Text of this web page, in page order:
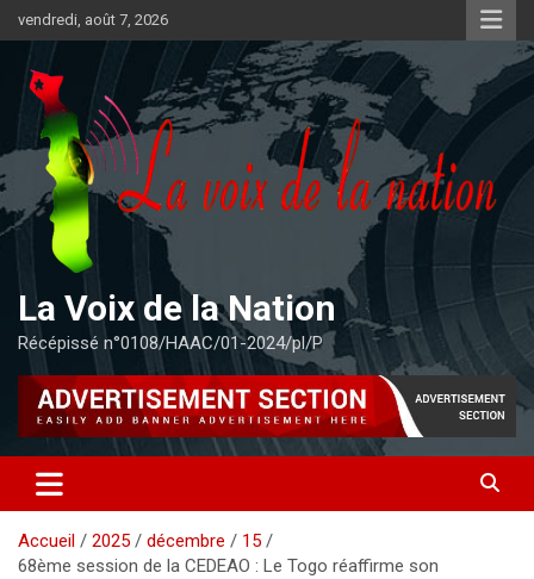
au
contenu
vendredi, août 7, 2026
La Voix de la Nation
Récépissé n°0108/HAAC/01-2024/pl/P
Accueil 2025 décembre
15
68ème session de la CEDEAO : Le Togo réaffirme son